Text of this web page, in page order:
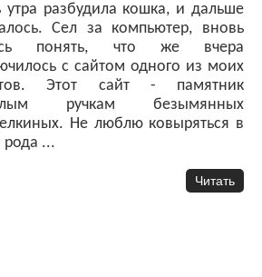
утра разбудила кошка, и дальше
Сел за компьютер, вновь
понять, что же вчера
с сайтом одного из моих
Этот сайт - памятник
ручкам безымянных
Не люблю ковыряться в
рода ...
Читать